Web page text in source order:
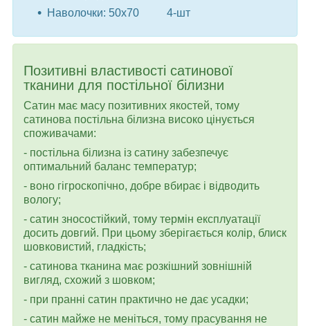
Наволочки: 50x70 4-шт
Позитивні властивості сатинової
тканини для постільної білизни
Сатин має масу позитивних якостей, тому
сатинова постільна білизна високо цінується
споживачами:
- постільна білизна із сатину забезпечує
оптимальний баланс температур;
- воно гігроскопічно, добре вбирає і відводить
вологу;
- сатин зносостійкий, тому термін експлуатації
досить довгий. При цьому зберігається колір, блиск
шовковистий, гладкість;
- сатинова тканина має розкішний зовнішній
вигляд, схожий з шовком;
- при пранні сатин практично не дає усадки;
- сатин майже не меніться, тому прасування не